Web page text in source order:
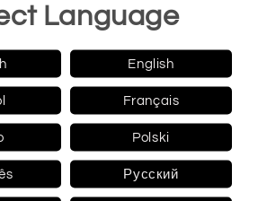
Mint
mm
Language
English
Français
Polski
Русский